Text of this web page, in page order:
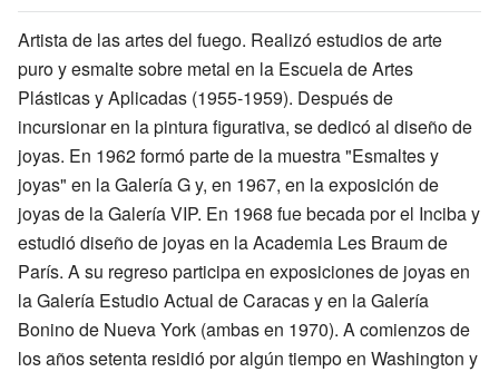
Artista de las artes del fuego. Realizó estudios de arte
puro y esmalte sobre metal en la Escuela de Artes
Plásticas y Aplicadas (1955-1959). Después de
incursionar en la pintura figurativa, se dedicó al diseño de
joyas. En 1962 formó parte de la muestra "Esmaltes y
joyas" en la Galería G y, en 1967, en la exposición de
joyas de la Galería VIP. En 1968 fue becada por el Inciba y
estudió diseño de joyas en la Academia Les Braum de
París. A su regreso participa en exposiciones de joyas en
la Galería Estudio Actual de Caracas y en la Galería
Bonino de Nueva York (ambas en 1970). A comienzos de
los años setenta residió por algún tiempo en Washington y